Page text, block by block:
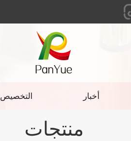
التخصيص أخبار
منتجات